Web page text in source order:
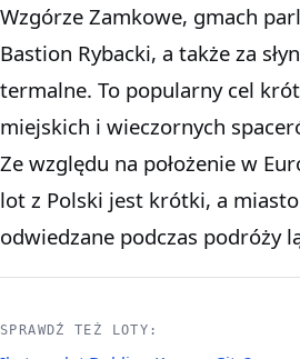
Wzgórze Zamkowe, gmach
Bastion Rybacki, a także za
termalne. To popularny cel
miejskich i wieczornych
Ze względu na położenie w
lot z Polski jest krótki, a
odwiedzane podczas podróży
SPRAWDŹ TEŻ LOTY: